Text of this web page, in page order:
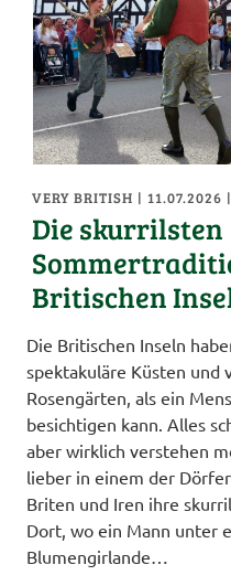
VERY BRITISH | 11.07.2026 |
Die skurrilsten
Britischen
Die Britischen Inseln
spektakuläre Küsten und
Rosengärten, als ein
besichtigen kann. Alles
aber wirklich verstehen
lieber in einem der
Briten und Iren ihre
Dort, wo ein Mann unter
Blumengirlande…